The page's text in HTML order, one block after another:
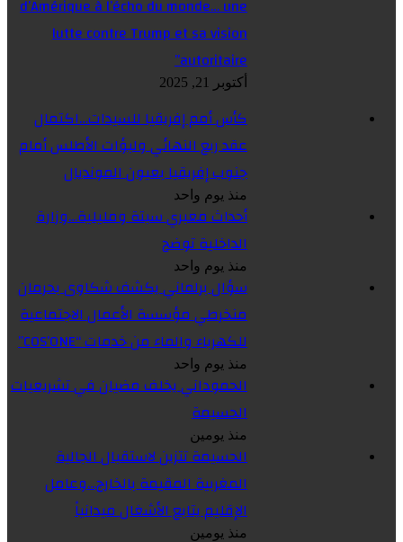
d’Amérique à l’écho du monde… une
lutte contre Trump et sa vision
autoritaire”
أكتوبر 21, 2025
كأس أمم إفريقيا للسيدات…اكتمال
عقد ربع النهائي ولبؤات الأطلس أمام
جنوب إفريقيا بعيون المونديال
منذ يوم واحد
أحداث معبري سبتة ومليلية…وزارة
الداخلية توضح
منذ يوم واحد
سؤال برلماني يكشف شكاوى بحرمان
منخرطي مؤسسة الأعمال الاجتماعية
للكهرباء والماء من خدمات “COS’ONE”
منذ يوم واحد
الحموداني يخلف مضيان في تشريعيات
الحسيمة
منذ يومين
الحسيمة تتزين لاستقبال الجالية
المغربية المقيمة بالخارج…وعامل
الإقليم يتابع الأشغال ميدانياً
منذ يومين